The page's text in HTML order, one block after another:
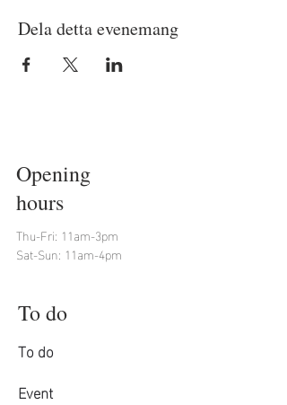
Dela detta evenemang
Opening
hours
Thu-Fri: 11am-3pm
Sat-Sun: 11am-4pm
To do
To do
Event